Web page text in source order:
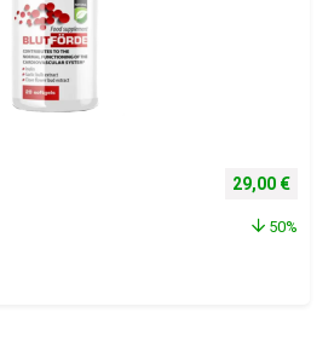
Izvorna
29,00 €
50%